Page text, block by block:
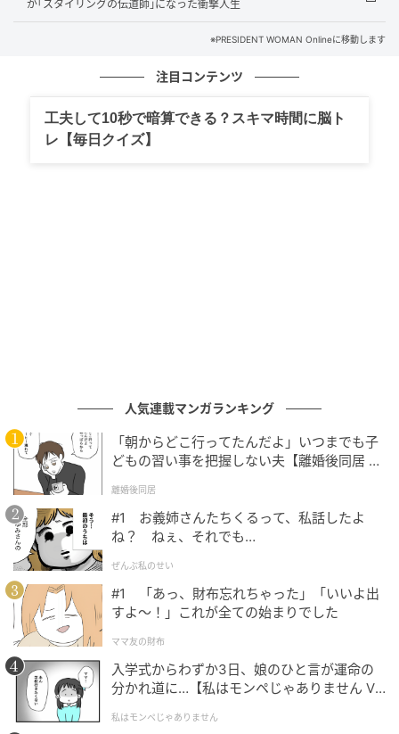
のコンプレックスに限らないという。
「ちょっとスタイルを変えたい、と大きなサイズをお
求めになったり、思い切って色を変えてみたい、とい
った声もあります」
＊1 女性用毛髪業（かつら・増毛、育毛サービス及び
関連商品等を含む）市場（事業者売上金額ベース 矢野
経済研究所調べ／2025年10月現在）
創業者が女性のニーズを知っていたワケ
アデランスの女性向け製品の売り上げが男性向けを超
えたのは、2000年代。すでに20年以上経つ。背景にあ
が｢スタイリングの伝道師｣になった衝撃人生
※PRESIDENT WOMAN Onlineに移動します
注目コンテンツ
工夫して10秒で暗算できる？スキマ時間に脳ト
レ【毎日クイズ】
人気連載マンガランキング
「朝からどこ行ってたんだよ」いつまでも子
どもの習い事を把握しない夫【離婚後同居 Vo
離婚後同居
#1 お義姉さんたちくるって、私話したよ
ね？ ねぇ、それでも…
ぜんぶ私のせい
#1 「あっ、財布忘れちゃった」「いいよ出
すよ〜！」これが全ての始まりでした
ママ友の財布
入学式からわずか3日、娘のひと言が運命の
分かれ道に…【私はモンペじゃありません Vo
私はモンペじゃありません